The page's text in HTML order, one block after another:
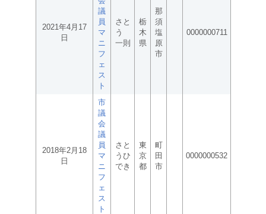
2021年4月17
日
議
員
マ
ニ
フ
ェ
ス
ト
さと
う
一則
栃
木
県
那
須
塩
原
市
0000000711
2018年2月18
日
市
議
会
議
員
マ
ニ
フ
ェ
ス
ト
さと
うひ
でき
東
京
都
町
田
市
0000000532